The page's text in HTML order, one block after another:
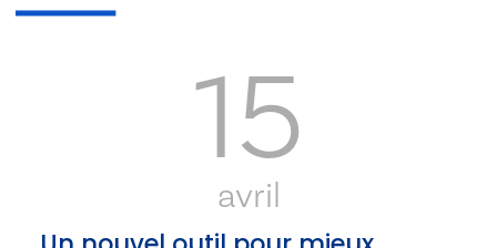
15
avril